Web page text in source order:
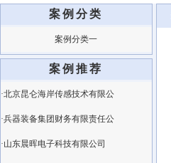
案例分类
案例分类一
案例推荐
·北京昆仑海岸传感技术有限公
·兵器装备集团财务有限责任公
·山东晨晖电子科技有限公司